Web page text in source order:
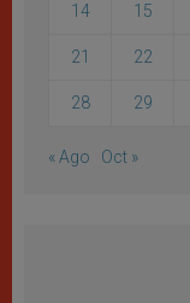
14 15
21 22
28 29
« Ago Oct »